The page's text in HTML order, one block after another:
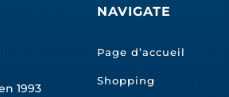
1993
NAVIGATE
Page d’accueil
Shopping